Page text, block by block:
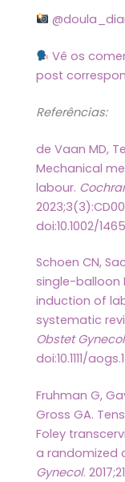
Vê os
post
Referências:
de Vaan MD,
Mechanical
labour.
doi:10.1002/
Schoen CN,
single-balloon
induction of
systematic
Obstet
doi:10.1111/
Fruhman G,
Gross GA.
Foley
a randomized
Gynecol.